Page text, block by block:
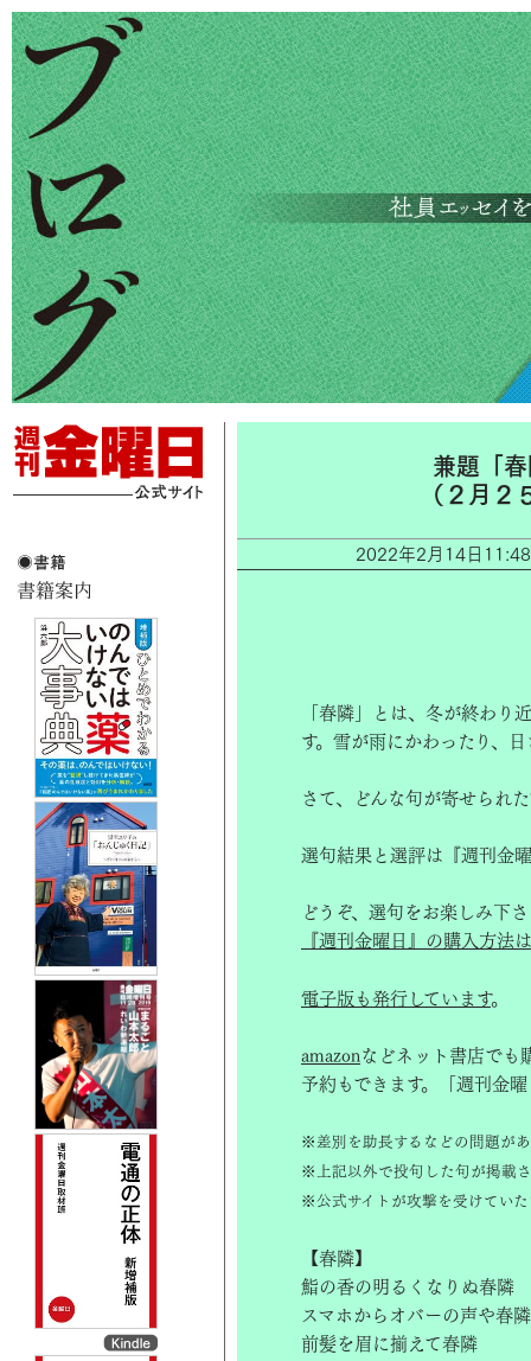
兼題「
（２月２
2022年2月14日
「春隣」とは、冬が終わり
す。雪が雨にかわったり、
さて、どんな句が寄せられ
選句結果と選評は『週刊金
どうぞ、選句をお楽しみ下
『週刊金曜日』の購入方法
電子版も発行しています。
amazon などネット書店でも
予約もできます。「週刊金
※差別を助長するなどの問題が
※上記以外で投句した句が掲載
※公式サイトが攻撃を受けてい
【春隣】
鮨の香の明るくなりぬ春隣
スマホからオバーの声や春隣
前髪を眉に揃えて春隣